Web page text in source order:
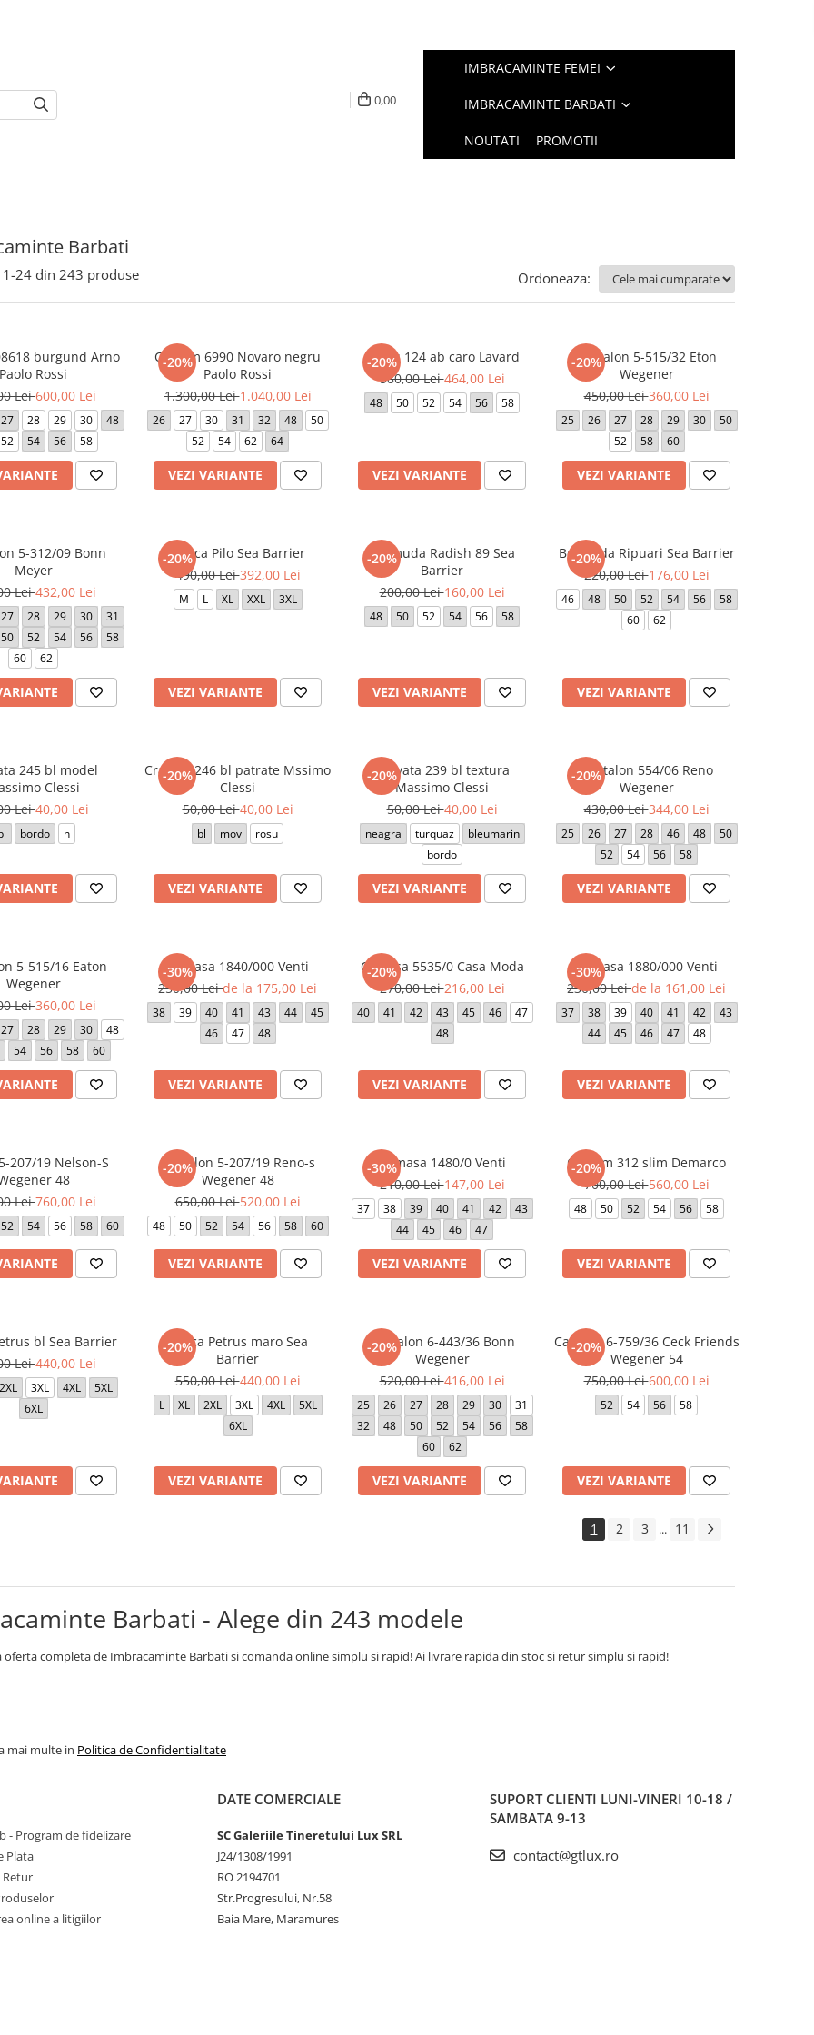
0,00
IMBRACAMINTE FEMEI
IMBRACAMINTE BARBATI
NOUTATI PROMOTII
Barbati
1-24 din 243 produse Ordoneaza:
burgund Arno
Paolo Rossi
Lei600,00 Lei
27 28 29 30
48
52 54 56 58
-20%
Costum 6990 Novaro negru
Paolo Rossi
1.300,00 Lei1.040,00 Lei
26 27 30 31 32 48
50
52
54 62 64
VEZI VARIANTE
-20%
Sacou 124 ab caro Lavard
580,00 Lei464,00 Lei
48 50 52 54 56 58
VEZI VARIANTE
-20%
Pantalon 5-515/32 Eton
Wegener
450,00 Lei360,00 Lei
25 26 27 28 29 30
50
52
58 60
VEZI VARIANTE
5-312/09 Bonn
Meyer
Lei432,00 Lei
27 28 29 30
31
50 52 54 56
58
60
62
-20%
Geaca Pilo Sea Barrier
490,00 Lei392,00 Lei
M L XL XXL 3XL
VEZI VARIANTE
-20%
Bermuda Radish 89 Sea
Barrier
200,00 Lei160,00 Lei
48 50 52 54 56 58
VEZI VARIANTE
-20%
Bermuda Ripuari Sea Barrier
220,00 Lei176,00 Lei
46 48 50 52 54 56
58
60
62
VEZI VARIANTE
245 bl model
Clessi
Lei40,00 Lei
bordo n
-20%
Cravata 246 bl patrate Mssimo
Clessi
50,00 Lei40,00 Lei
bl mov rosu
VEZI VARIANTE
-20%
Cravata 239 bl textura
Massimo Clessi
50,00 Lei40,00 Lei
neagra turquaz
bleumarin
bordo
VEZI VARIANTE
-20%
Pantalon 554/06 Reno
Wegener
430,00 Lei344,00 Lei
25 26 27 28 46 48
50
52
54 56 58
VEZI VARIANTE
5-515/16 Eaton
Wegener
Lei360,00 Lei
27 28 29 30
48
54 56 58 60
-30%
Camasa 1840/000 Venti
250,00 Leide la 175,00 Lei
38 39 40 41 43 44
45
46
47 48
VEZI VARIANTE
-20%
Camasa 5535/0 Casa Moda
270,00 Lei216,00 Lei
40 41 42 43 45 46
47
48
VEZI VARIANTE
-30%
Camasa 1880/000 Venti
230,00 Leide la 161,00 Lei
37 38 39 40 41 42
43
44
45 46 47 48
VEZI VARIANTE
207/19 Nelson-S
48
Lei760,00 Lei
52 54 56 58 60
-20%
Pantalon 5-207/19 Reno-s
Wegener 48
650,00 Lei520,00 Lei
48 50 52 54 56 58 60
VEZI VARIANTE
-30%
Camasa 1480/0 Venti
210,00 Lei147,00 Lei
37 38 39 40 41 42
43
44
45 46 47
VEZI VARIANTE
-20%
Costum 312 slim Demarco
700,00 Lei560,00 Lei
48 50 52 54 56 58
VEZI VARIANTE
bl Sea Barrier
Lei440,00 Lei
2XL 3XL 4XL
5XL
6XL
-20%
Geaca Petrus maro Sea
Barrier
550,00 Lei440,00 Lei
L XL 2XL 3XL 4XL
5XL
6XL
VEZI VARIANTE
-20%
Pantalon 6-443/36 Bonn
Wegener
520,00 Lei416,00 Lei
25 26 27 28 29 30
31
32
48 50 52 54 56
58
60
62
VEZI VARIANTE
-20%
Camasa 6-759/36 Ceck Friends
Wegener 54
750,00 Lei600,00 Lei
52 54 56 58
VEZI VARIANTE
1 2 3 ... 11
Barbati - Alege din 243 modele
oferta completa de Imbracaminte Barbati si comanda online simplu si rapid! Ai livrare rapida din stoc si retur simplu si rapid!
mai multe in Politica de Confidentialitate
- Program de fidelizare
Plata
Retur
online a litigiilor
DATE COMERCIALE
SC Galeriile Tineretului Lux SRL
J24/1308/1991
RO 2194701
Str.Progresului, Nr.58
Baia Mare, Maramures
SUPORT CLIENTI LUNI-VINERI 10-18 /
SAMBATA 9-13
contact@gtlux.ro